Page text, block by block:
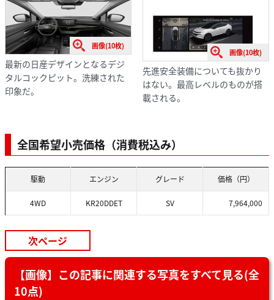
画像(10枚)
最新の日産デザインとなるデジ
タルコックピット。洗練された
印象だ。
画像(10枚)
先進安全装備についても抜かり
はない。最高レベルのものが搭
載される。
全国希望小売価格（消費税込み）
駆動 エンジン グレード 価格（円）
4WD KR20DDET SV 7,964,000
次ページ
【画像】この記事に関連する写真をすべて見る(全
10点)